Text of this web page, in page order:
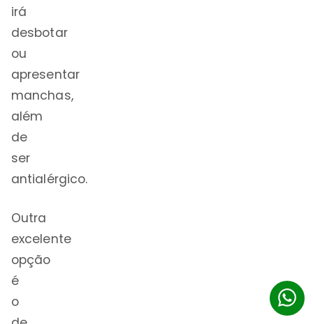
irá
desbotar
ou
apresentar
manchas,
além
de
ser
antialérgico.
Outra
excelente
opção
é
o